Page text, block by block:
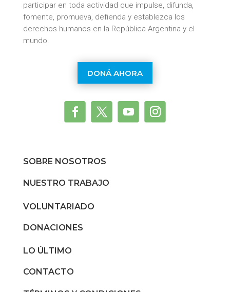
participar en toda actividad que impulse, difunda,
fomente, promueva, defienda y establezca los
derechos humanos en la República Argentina y el
mundo.
DONÁ AHORA
SOBRE NOSOTROS
NUESTRO TRABAJO
VOLUNTARIADO
DONACIONES
LO ÚLTIMO
CONTACTO